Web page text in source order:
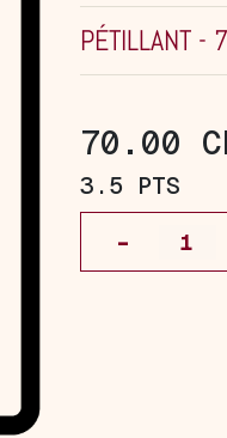
PÉTILLANT -
70.00
3.5 PTS